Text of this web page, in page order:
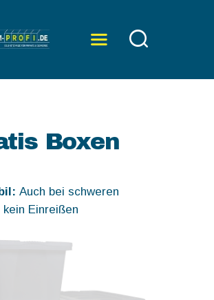
Boxen
Auch bei schweren
kein Einreißen